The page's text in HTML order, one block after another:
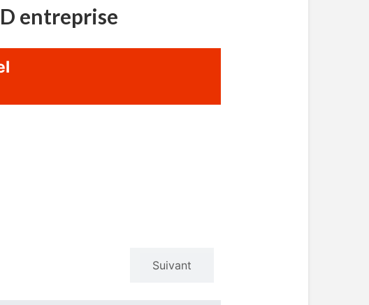
entreprise